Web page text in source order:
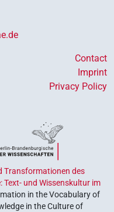
Contact
Imprint
Privacy Policy
Transformationen des
und Wissenskultur im
in the Vocabulary of
in the Culture of